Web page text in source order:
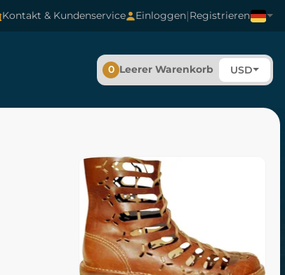
Kontakt & Kundenservice Einloggen|Registrieren
0 Leerer Warenkorb USD